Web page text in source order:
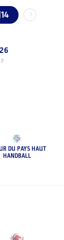
DU PAYS HAUT
HANDBALL